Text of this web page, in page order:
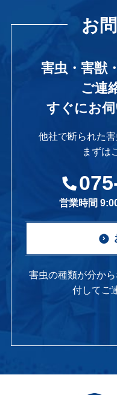
お
害虫・害獣
ご連
すぐにお伺
他社で断られた
まずは
営業時間
害虫の種類が分か
付してご